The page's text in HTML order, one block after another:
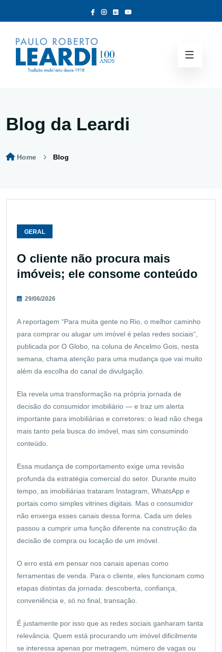
Blog da Leardi
Home Blog
GERAL
O cliente não procura mais
imóveis; ele consome conteúdo
29/06/2026
A reportagem “Para muita gente no Rio, o melhor caminho
para comprar ou alugar um imóvel é pelas redes sociais“,
publicada por O Globo, na coluna de Ancelmo Gois, nesta
semana, chama atenção para uma mudança que vai muito
além da escolha do canal de divulgação.
Ela revela uma transformação na própria jornada de
decisão do consumidor imobiliário — e traz um alerta
importante para imobiliárias e corretores: o lead não chega
mais tanto pela busca do imóvel, mas sim consumindo
conteúdo.
Essa mudança de comportamento exige uma revisão
profunda da estratégia comercial do setor. Durante muito
tempo, as imobiliárias trataram Instagram, WhatsApp e
portais como simples vitrines digitais. Mas o consumidor
não enxerga esses canais dessa forma. Cada um deles
passou a cumprir uma função diferente na construção da
decisão de compra ou locação de um imóvel.
O erro está em pensar nos canais apenas como
ferramentas de venda. Para o cliente, eles funcionam como
etapas distintas da jornada: descoberta, confiança,
conveniência e, só no final, transação.
É justamente por isso que as redes sociais ganharam tanta
relevância. Quem está procurando um imóvel dificilmente
se interessa apenas por metragem, número de vagas ou